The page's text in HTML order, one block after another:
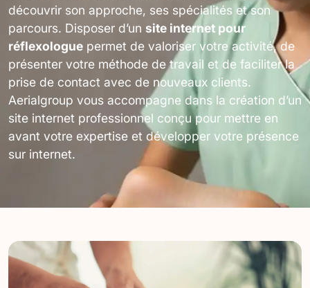
découvrir son approche, ses spécialités et son
parcours. Disposer d’un site internet pour
réflexologue permet de valoriser votre activité, de
présenter votre méthode de travail et de faciliter la
prise de contact avec de nouveaux clients.
Aerialgroup vous accompagne dans la création d’un
site internet professionnel conçu pour mettre en
avant votre expertise et développer votre présence
sur internet.